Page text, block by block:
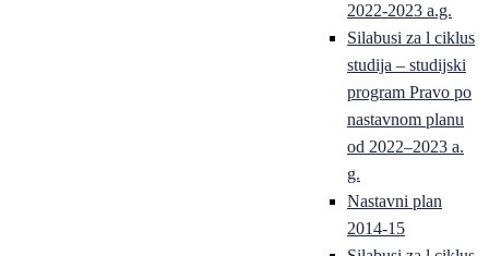
2022-2023 a.g.
Silabusi za l ciklus
studija – studijski
program Pravo po
nastavnom planu
od 2022–2023 a.
g.
Nastavni plan
2014-15